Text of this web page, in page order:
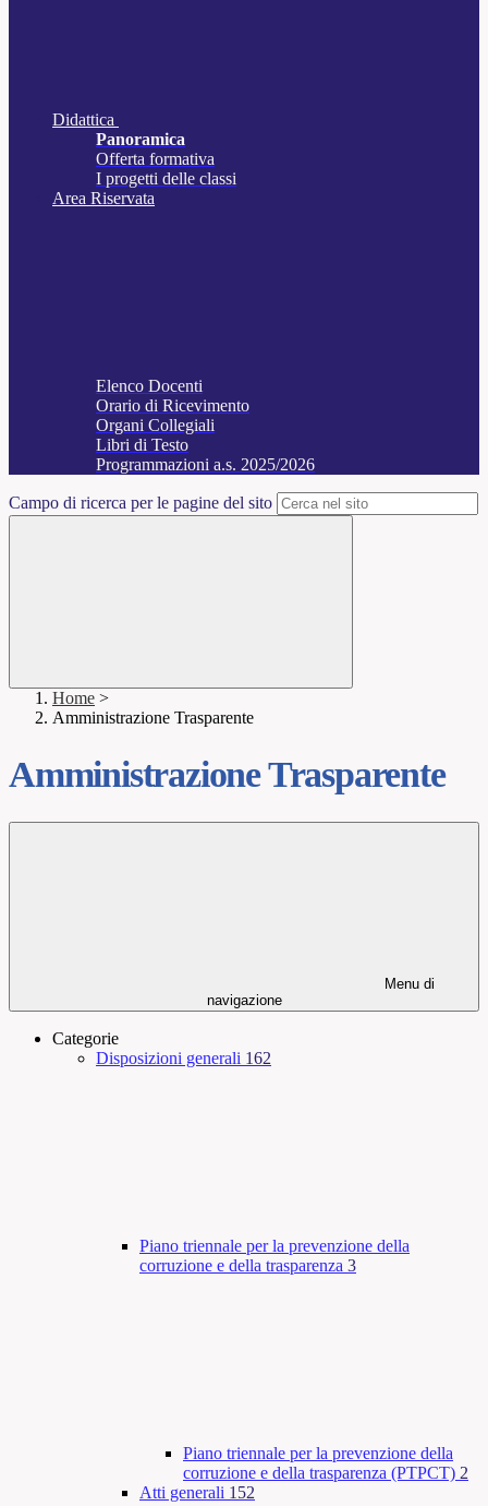
Didattica
Panoramica
Offerta formativa
I progetti delle classi
Area Riservata
Elenco Docenti
Orario di Ricevimento
Organi Collegiali
Libri di Testo
Programmazioni a.s. 2025/2026
Campo di ricerca per le pagine del sito
Home >
Amministrazione Trasparente
Amministrazione Trasparente
Menu di
navigazione
Categorie
Disposizioni generali 162
Piano triennale per la prevenzione della
corruzione e della trasparenza 3
Piano triennale per la prevenzione della
corruzione e della trasparenza (PTPCT) 2
Atti generali 152